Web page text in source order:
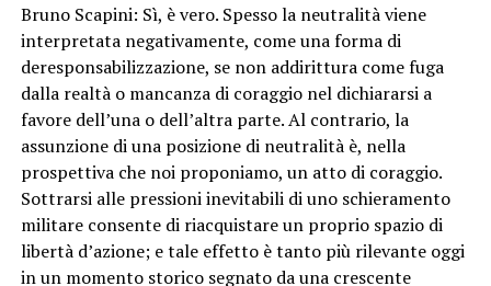
Bruno Scapini: Sì, è vero. Spesso la neutralità viene
interpretata negativamente, come una forma di
deresponsabilizzazione, se non addirittura come fuga
dalla realtà o mancanza di coraggio nel dichiararsi a
favore dell’una o dell’altra parte. Al contrario, la
assunzione di una posizione di neutralità è, nella
prospettiva che noi proponiamo, un atto di coraggio.
Sottrarsi alle pressioni inevitabili di uno schieramento
militare consente di riacquistare un proprio spazio di
libertà d’azione; e tale effetto è tanto più rilevante oggi
in un momento storico segnato da una crescente